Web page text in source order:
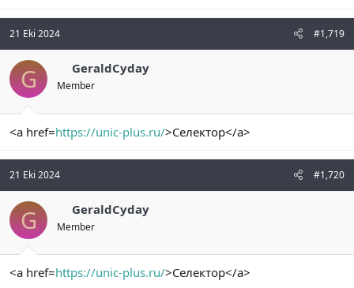
21 Eki 2024 #1,719
G GeraldCyday
Member
<a href=https://unic-plus.ru/>Селектор</a>
21 Eki 2024 #1,720
G GeraldCyday
Member
<a href=https://unic-plus.ru/>Селектор</a>